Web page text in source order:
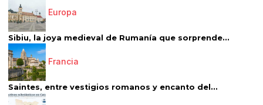
Europa
Sibiu, la joya medieval de Rumanía que sorprende...
Francia
Saintes, entre vestigios romanos y encanto del...